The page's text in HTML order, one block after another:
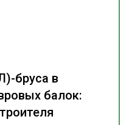
бруса в
балок: